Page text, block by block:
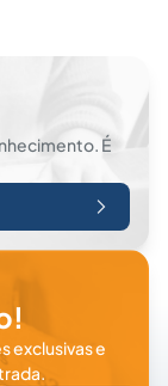
É
exclusivas e